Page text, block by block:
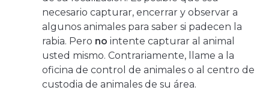
necesario capturar, encerrar y observar a
algunos animales para saber si padecen la
rabia. Pero no intente capturar al animal
usted mismo. Contrariamente, llame a la
oficina de control de animales o al centro de
custodia de animales de su área.